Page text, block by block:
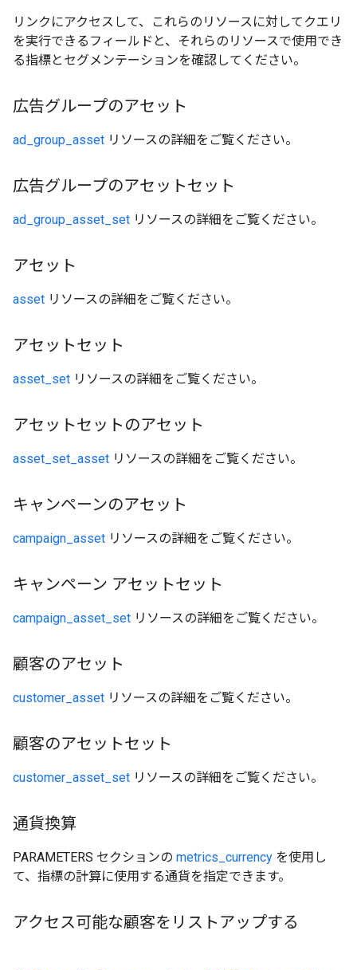
リンクにアクセスして、これらのリソースに対してクエリ
を実行できるフィールドと、それらのリソースで使用でき
る指標とセグメンテーションを確認してください。
広告グループのアセット
ad_group_asset リソースの詳細をご覧ください。
広告グループのアセットセット
ad_group_asset_set リソースの詳細をご覧ください。
アセット
asset リソースの詳細をご覧ください。
アセットセット
asset_set リソースの詳細をご覧ください。
アセットセットのアセット
asset_set_asset リソースの詳細をご覧ください。
キャンペーンのアセット
campaign_asset リソースの詳細をご覧ください。
キャンペーン アセットセット
campaign_asset_set リソースの詳細をご覧ください。
顧客のアセット
customer_asset リソースの詳細をご覧ください。
顧客のアセットセット
customer_asset_set リソースの詳細をご覧ください。
通貨換算
PARAMETERS セクションの metrics_currency を使用し
て、指標の計算に使用する通貨を指定できます。
アクセス可能な顧客をリストアップする